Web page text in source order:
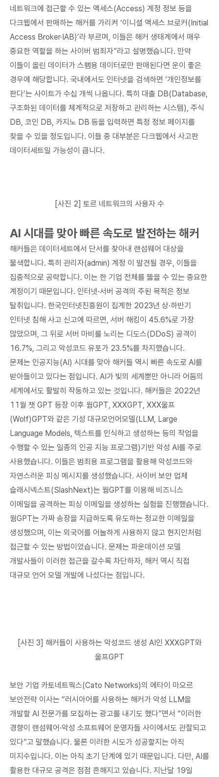
네트워크에 접근할 수 있는 액세스(Access) 계정 정보 등을
다크웹에서 판매하는 해커를 가리켜 ‘이니셜 액세스 브로커(Initial
Access Broker·IAB)’라 부르며, 이들은 해커 생태계에서 매우
중요한 역할을 하는 사이버 범죄자”라고 설명했습니다. 만약
이들이 올린 데이터가 스팸용 데이터로만 판매된다면 운이 좋은
경우에 해당합니다. 국내에서도 인터넷을 검색하면 ‘개인정보를
판다’는 사이트가 수십 개씩 나옵니다. 특히 대출 DB(Database,
구조화된 데이터를 체계적으로 저장하고 관리하는 시스템), 주식
DB, 코인 DB, 카지노 DB 등을 입력하면 특정 정보 페이지를
찾을 수 있을 정도입니다. 이들 중 대부분은 다크웹에서 사고판
데이터세트일 가능성이 큽니다.
[사진 2] 토르 네트워크의 사용자 수
AI 시대를 맞아 빠른 속도로 발전하는 해커
해커들은 데이터세트에서 단서를 찾아내 랜섬웨어 대상을
물색합니다. 특히 관리자(admin) 계정 이 발견될 경우, 이들을
집중적으로 공략합니다. 이는 한 기업 전체를 뚫을 수 있는 중요한
계정이기 때문입니다. 인터넷·서버 공격의 주된 목적은 정보
탈취입니다. 한국인터넷진흥원이 집계한 2023년 상·하반기
인터넷 침해 사고 신고에 따르면, 서버 해킹이 45.6%로 가장
많았으며, 그 뒤로 서버 마비를 노리는 디도스(DDoS) 공격이
16.7%, 그리고 악성코드 유포가 23.5%를 차지했습니다.
문제는 인공지능(AI) 시대를 맞아 해커들 역시 빠른 속도로 AI를
받아들이고 있다는 점입니다. AI가 빛의 세계뿐만 아니라 어둠의
세계에서도 활발히 작동하고 있는 것입니다. 해커들은 2022년
11월 챗 GPT 등장 이후 웜GPT, XXXGPT, XXX울프
(Wolf)GPT와 같은 기성 대규모언어모델(LLM, Large
Language Models, 텍스트를 인식하고 생성하는 등의 작업을
수행할 수 있는 일종의 인공 지능 프로그램)기반 악성 AI를 주로
사용했습니다. 이들은 범죄용 프로그램을 활용해 악성코드와
자연스러운 피싱 메시지를 생성했습니다. 사이버 보안 업체
슬래시넥스트(SlashNext)는 웜GPT를 이용해 비즈니스
이메일을 공격하는 피싱 이메일을 생성하는 실험을 진행했습니다.
웜GPT는 가짜 송장을 지급하도록 유도하는 정교한 이메일을
생성했으며, 이는 외국어를 어눌하게 사용하지 않고 현지인처럼
접근할 수 있는 방법이었습니다. 문제는 파운데이션 모델
개발사들이 이러한 접근을 갈수록 차단하자, 해커 역시 직접
대규모 언어 모델 개발에 나섰다는 점입니다.
[사진 3] 해커들이 사용하는 악성코드 생성 AI인 XXXGPT와
울프GPT
보안 기업 카토네트웍스(Cato Networks)의 에타이 마오르
보안전략 이사는 “러시아어를 사용하는 해커가 악성 LLM을
개발할 AI 전문가를 모집하는 광고를 내기도 했다”면서 “이러한
경향이 랜섬웨어·악성 소프트웨어 운영자들 사이에서도 관찰되고
있다”고 말했습니다. 물론 이러한 시도가 성공할지는 아직
미지수입니다. 이는 아직 초기 단계에 있기 때문입니다. 다만, AI를
활용한 대규모 공격은 점점 흔해지고 있습니다. 지난달 19일